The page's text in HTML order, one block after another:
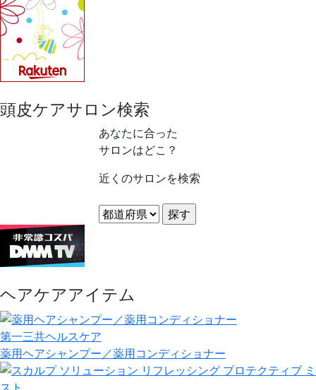
頭皮ケアサロン検索
あなたに合った
サロンはどこ？
近くのサロンを検索
ヘアケアアイテム
第一三共ヘルスケア
薬用ヘアシャンプー／薬用コンディショナー